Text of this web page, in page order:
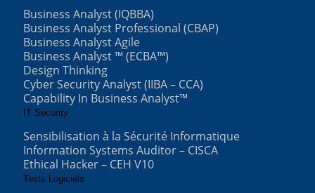
Business Analyst (IQBBA)
Business Analyst Professional (CBAP)
Business Analyst Agile
Business Analyst ™ (ECBA™)
Design Thinking
Cyber Security Analyst (IIBA – CCA)
Capability In Business Analyst™
IT Security
Sensibilisation à la Sécurité Informatique
Information Systems Auditor – CISCA
Ethical Hacker – CEH V10
Tests Logiciels